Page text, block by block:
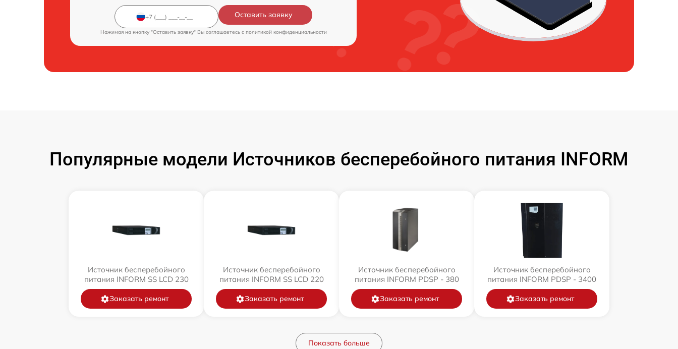
Оставить заявку
Нажимая на кнопку "Оставить заявку" Вы соглашаетесь c политикой конфиденциальности
Популярные модели Источников бесперебойного питания INFORM
Источник бесперебойного
питания INFORM SS LCD 230
Заказать ремонт
Источник бесперебойного
питания INFORM SS LCD 220
Заказать ремонт
Источник бесперебойного
питания INFORM PDSP - 380
Заказать ремонт
Источник бесперебойного
питания INFORM PDSP - 3400
Заказать ремонт
Показать больше